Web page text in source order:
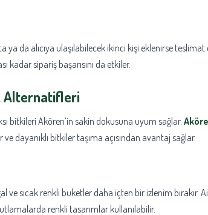
ya da alıcıya ulaşılabilecek ikinci kişi eklenirse
kadar sipariş başarısını da etkiler.
Alternatifleri
bitkileri Akören’in sakin dokusuna uyum sağlar.
dayanıklı bitkiler taşıma açısından avantaj sağlar.
sıcak renkli buketler daha içten bir izlenim bırakır.
renkli tasarımlar kullanılabilir.